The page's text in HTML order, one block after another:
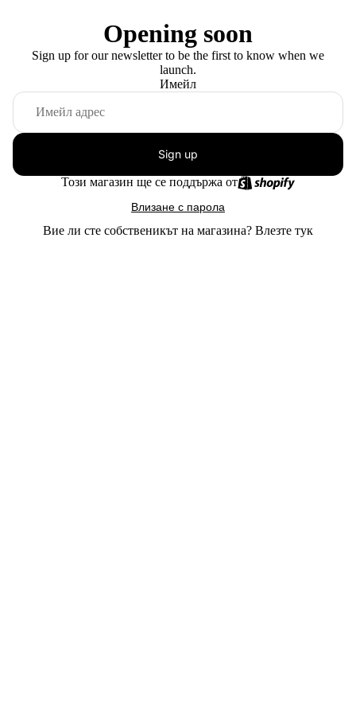
Opening soon
Sign up for our newsletter to be the first to know when we
launch.
Имейл
Sign up
Този магазин ще се поддържа от
Влизане с парола
Вие ли сте собственикът на магазина? Влезте тук